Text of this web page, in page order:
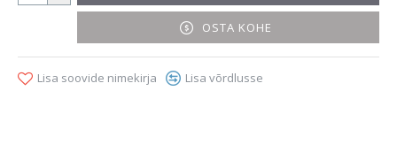
OSTA KOHE
Lisa soovide nimekirja Lisa võrdlusse